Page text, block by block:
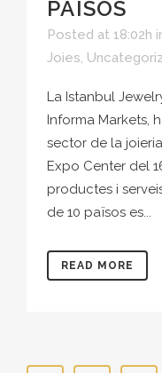
PAÏSOS
Posted at 18:02h
Joies,
La Istanbul
Informa Markets,
sector de la
Expo Center del
productes i
de 10 països es...
READ MORE